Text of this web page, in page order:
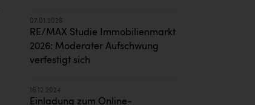
07.01.2026
RE/MAX Studie Immobilienmarkt
2026: Moderater Aufschwung
verfestigt sich
16.12.2024
Einladung zum Online-